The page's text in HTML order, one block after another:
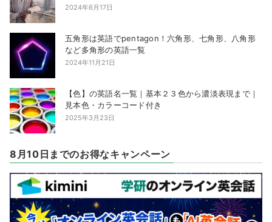
2024年6月17日
五角形は英語でpentagon！六角形、七角形、八角形
など多角形の英語一覧
2024年11月21日
【色】の英語名一覧｜基本２３色から濃淡表現まで｜
見本色・カラーコード付き
2025年3月23日
8月10日までのお得なキャンペーン